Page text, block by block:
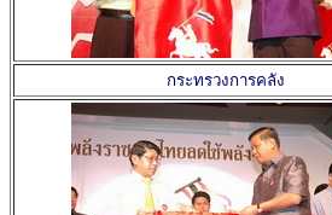
กระทรวงการคลัง